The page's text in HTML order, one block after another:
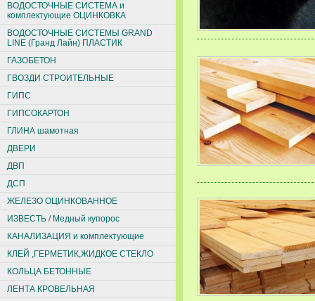
ВОДОСТОЧНЫЕ СИСТЕМА и
комплектующие ОЦИНКОВКА
ВОДОСТОЧНЫЕ СИСТЕМЫ GRAND
LINE (Гранд Лайн) ПЛАСТИК
ГАЗОБЕТОН
ГВОЗДИ СТРОИТЕЛЬНЫЕ
ГИПС
ГИПСОКАРТОН
ГЛИНА шамотная
ДВЕРИ
ДВП
ДСП
ЖЕЛЕЗО ОЦИНКОВАННОЕ
ИЗВЕСТЬ / Медный купорос
КАНАЛИЗАЦИЯ и комплектующие
КЛЕЙ ,ГЕРМЕТИК,ЖИДКОЕ СТЕКЛО
КОЛЬЦА БЕТОННЫЕ
ЛЕНТА КРОВЕЛЬНАЯ